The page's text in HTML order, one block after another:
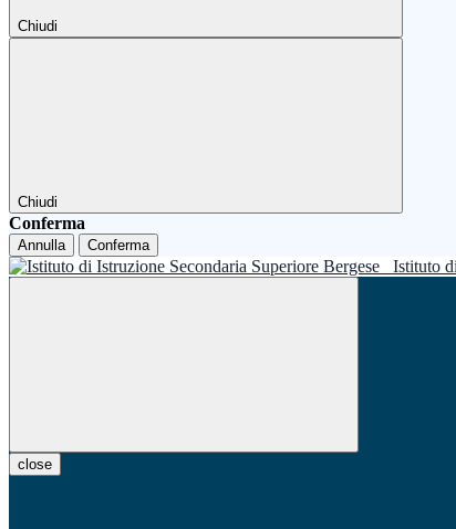
Chiudi
Chiudi
Conferma
Annulla Conferma
Istituto
close